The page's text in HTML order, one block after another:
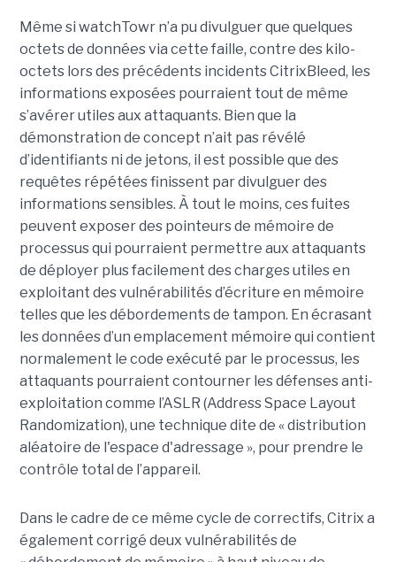
Même si watchTowr n’a pu divulguer que quelques
octets de données via cette faille, contre des kilo-
octets lors des précédents incidents CitrixBleed, les
informations exposées pourraient tout de même
s’avérer utiles aux attaquants. Bien que la
démonstration de concept n’ait pas révélé
d’identifiants ni de jetons, il est possible que des
requêtes répétées finissent par divulguer des
informations sensibles. À tout le moins, ces fuites
peuvent exposer des pointeurs de mémoire de
processus qui pourraient permettre aux attaquants
de déployer plus facilement des charges utiles en
exploitant des vulnérabilités d’écriture en mémoire
telles que les débordements de tampon. En écrasant
les données d’un emplacement mémoire qui contient
normalement le code exécuté par le processus, les
attaquants pourraient contourner les défenses anti-
exploitation comme l’ASLR (Address Space Layout
Randomization), une technique dite de « distribution
aléatoire de l'espace d'adressage », pour prendre le
contrôle total de l’appareil.
Dans le cadre de ce même cycle de correctifs, Citrix a
également corrigé deux vulnérabilités de